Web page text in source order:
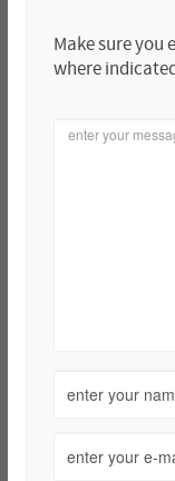
Make sure you
where